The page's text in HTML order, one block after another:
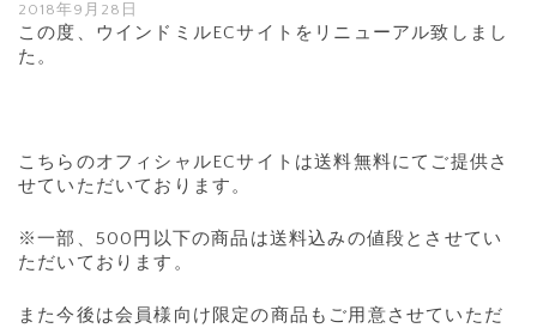
2018年9月28日
この度、ウインドミルECサイトをリニューアル致しまし
た。
こちらのオフィシャルECサイトは送料無料にてご提供さ
せていただいております。
※一部、500円以下の商品は送料込みの値段とさせてい
ただいております。
また今後は会員様向け限定の商品もご用意させていただ